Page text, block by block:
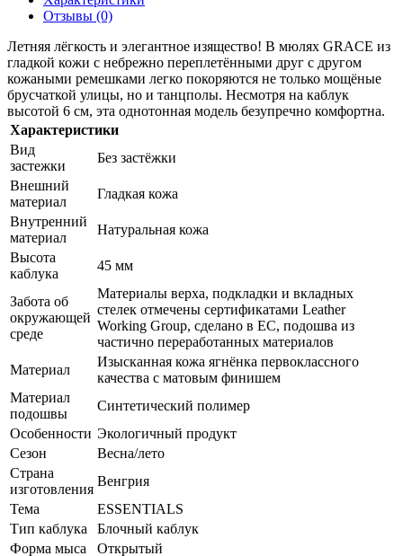
Отзывы (0)
Летняя лёгкость и элегантное изящество! В мюлях GRACE из
гладкой кожи с небрежно переплетёнными друг с другом
кожаными ремешками легко покоряются не только мощёные
брусчаткой улицы, но и танцполы. Несмотря на каблук
высотой 6 см, эта однотонная модель безупречно комфортна.
Характеристики
Вид
застежки
Без застёжки
Внешний
материал
Гладкая кожа
Внутренний
материал
Натуральная кожа
Высота
каблука
45 мм
Забота об
окружающей
среде
Материалы верха, подкладки и вкладных
стелек отмечены сертификатами Leather
Working Group, сделано в ЕС, подошва из
частично переработанных материалов
Материал
Изысканная кожа ягнёнка первоклассного
качества с матовым финишем
Материал
подошвы
Синтетический полимер
Особенности Экологичный продукт
Сезон
Весна/лето
Страна
изготовления
Венгрия
Тема
ESSENTIALS
Тип каблука
Блочный каблук
Форма мыса
Открытый